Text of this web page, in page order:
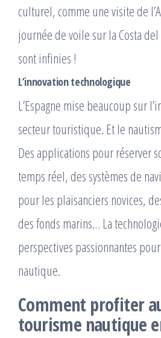
culturel, comme une visite de
journée de voile sur la Costa
sont infinies !
L’innovation technologique
L’Espagne mise beaucoup sur
secteur touristique. Et le
Des applications pour réserver
temps réel, des systèmes de
pour les plaisanciers novices,
des fonds marins… La
perspectives passionnantes
nautique.
Comment profiter
tourisme nautique